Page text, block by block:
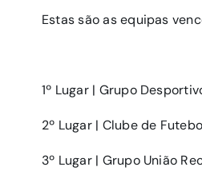
Estas são as equipas
1º Lugar | Grupo
2º Lugar | Clube de
3º Lugar | Grupo União